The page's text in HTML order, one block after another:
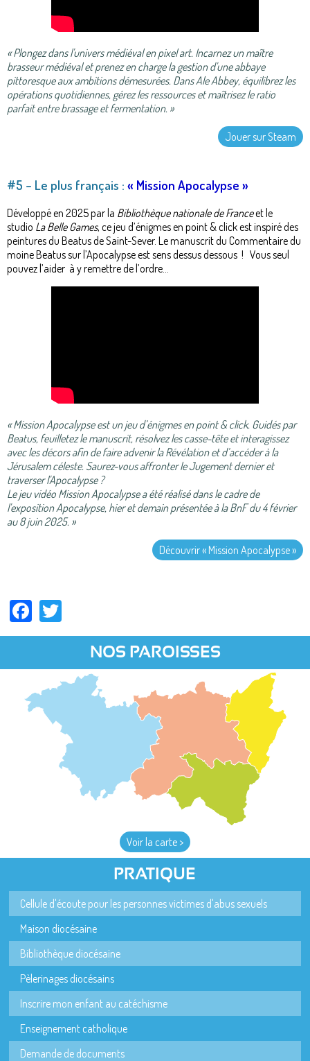
« Plongez dans l'univers médiéval en pixel art. Incarnez un maître
brasseur médiéval et prenez en charge la gestion d'une abbaye
pittoresque aux ambitions démesurées. Dans Ale Abbey, équilibrez les
opérations quotidiennes, gérez les ressources et maîtrisez le ratio
parfait entre brassage et fermentation. »
Jouer sur Steam
#5 – Le plus français : « Mission Apocalypse »
Développé en 2025 par la Bibliothèque nationale de Franceet le
studio La Belle Games, ce jeu d’énigmes en point & click est inspiré des
peintures du Beatus de Saint-Sever. Le manuscrit du Commentaire du
moine Beatus sur l’Apocalypse est sens dessus dessous ! Vous seul
pouvez l’aider à y remettre de l’ordre...
« Mission Apocalypse est un jeu d’énigmes en point & click. Guidés par
Beatus, feuilletez le manuscrit, résolvez les casse-tête et interagissez
avec les décors afin de faire advenir la Révélation et d’accéder à la
Jérusalem céleste. Saurez-vous affronter le Jugement dernier et
traverser l'Apocalypse ?
Le jeu vidéo Mission Apocalypse a été réalisé dans le cadre de
l'exposition Apocalypse, hier et demain présentée à la BnF du 4 février
au 8 juin 2025. »
Découvrir « Mission Apocalypse »
Facebook
NOS PAROISSES
Voir la carte >
PRATIQUE
Cellule d'écoute pour les personnes victimes d'abus sexuels
Maison diocésaine
Bibliothèque diocésaine
Pèlerinages diocésains
Inscrire mon enfant au catéchisme
Enseignement catholique
Demande de documents